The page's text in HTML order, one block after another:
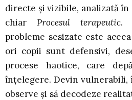
directe și vizibile, analizată
chiarProcesul terapeutic.
probleme sesizate este
ori copii sunt defensivi,
procese haotice, care
înțelegere. Devin vulnerabili,
observe și să decodeze